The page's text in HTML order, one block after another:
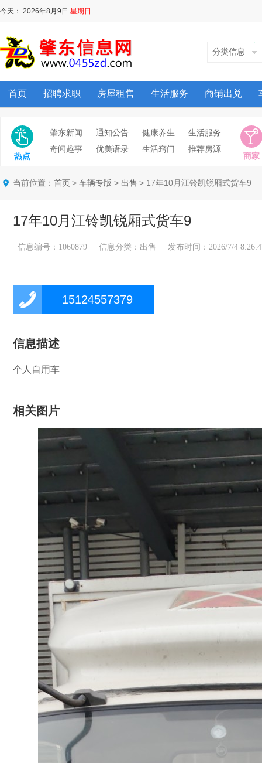
今天： 2026年8月9日 星期日
分类信息
首页 招聘求职 房屋租售 生活服务 商铺出兑
肇东新闻 通知公告 健康养生
生活服务
奇闻趣事
优美语录 生活窍门 推荐房源
热点 商家
当前位置： 首页 > 车辆专版 > 出售 > 17年10月江铃凯锐厢式货车9
17年10月江铃凯锐厢式货车9
信息编号：1060879 信息分类：出售 发布时间：2026/7/4
15124557379
信息描述
个人自用车
相关图片